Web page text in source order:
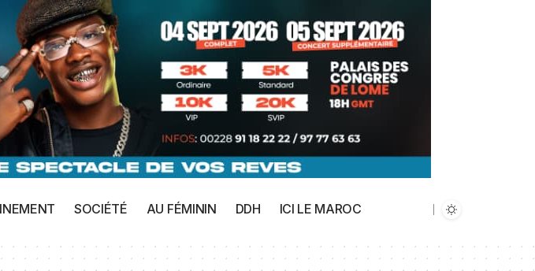
SOCIÉTÉ AU FÉMININ DDH ICI LE MAROC